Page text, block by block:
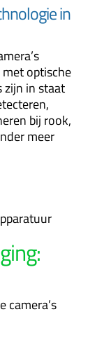
in
optische
zijn in staat
bij rook,
meer
camera’s